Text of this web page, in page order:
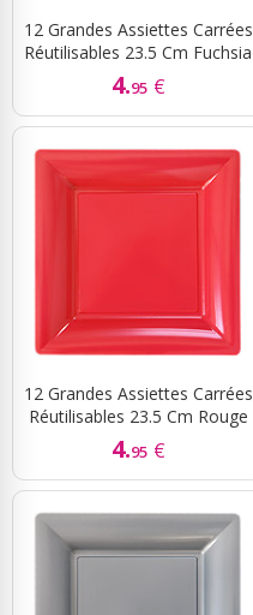
12 Grandes Assiettes Carrées
Réutilisables 23.5 Cm Fuchsia
4.95 €
12 Grandes Assiettes Carrées
Réutilisables 23.5 Cm Rouge
4.95 €